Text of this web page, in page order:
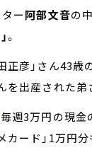
ー阿部文音の
。
正彦」さん43歳
を出産された弟
週3万円の現金
カード」1万円